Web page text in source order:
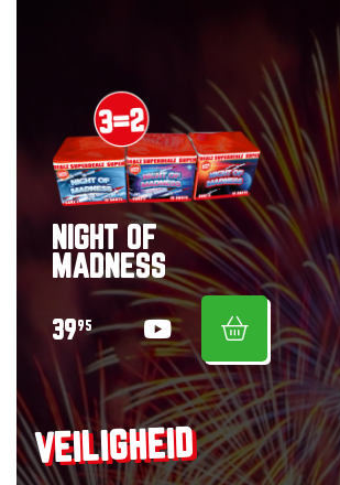
NIGHT OF
MADNESS
3995
VEILIGHEID